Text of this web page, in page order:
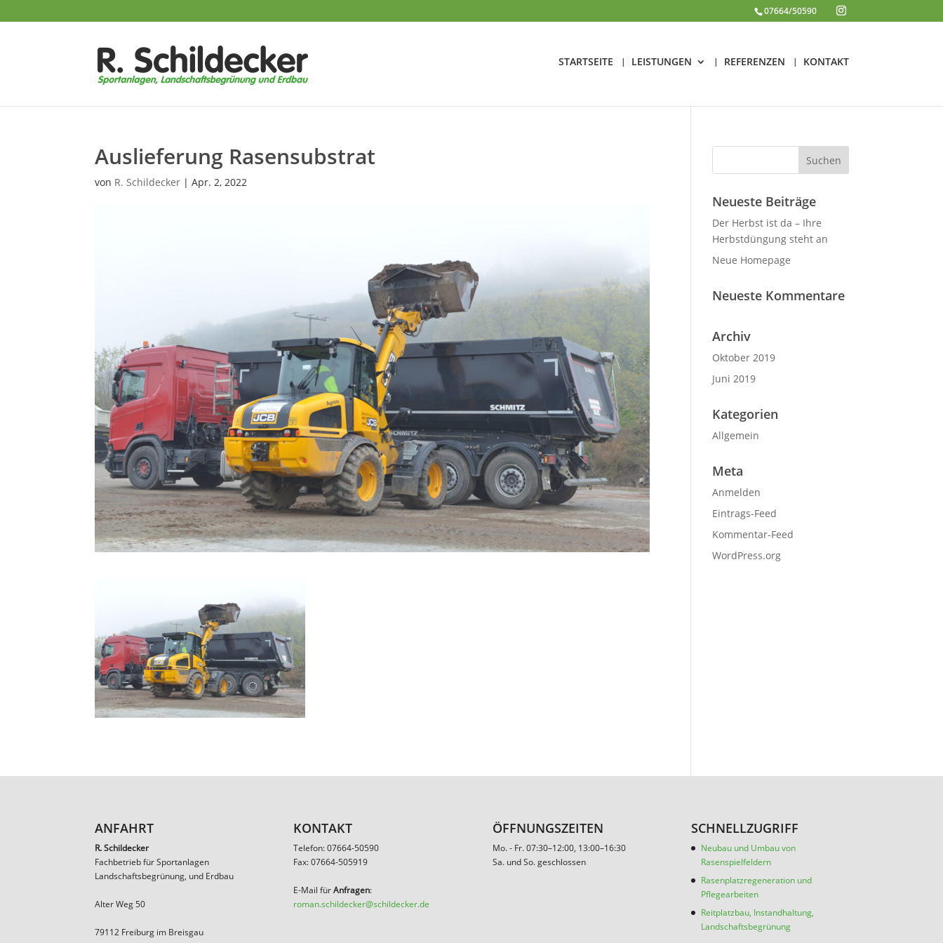
07664/50590
STARTSEITE LEISTUNGEN REFERENZEN KONTAKT
Auslieferung Rasensubstrat
von R. Schildecker| Apr. 2, 2022
Neueste Beiträge
Der Herbst ist da – Ihre
Herbstdüngung steht an
Neue Homepage
Neueste Kommentare
Archiv
Oktober 2019
Juni 2019
Kategorien
Allgemein
Meta
Anmelden
Eintrags-Feed
Kommentar-Feed
WordPress.org
ANFAHRT
R. Schildecker
Fachbetrieb für Sportanlagen
Landschaftsbegrünung, und Erdbau
Alter Weg 50
79112 Freiburg im Breisgau
KONTAKT
Telefon: 07664-50590
Fax: 07664-505919
E-Mail fürAnfragen:
roman.schildecker@schildecker.de
ÖFFNUNGSZEITEN
Mo. - Fr. 07:30–12:00, 13:00–16:30
Sa. und So. geschlossen
SCHNELLZUGRIFF
Neubau und Umbau von
Rasenspielfeldern
Rasenplatzregeneration und
Pflegearbeiten
Reitplatzbau, Instandhaltung,
Landschaftsbegrünung